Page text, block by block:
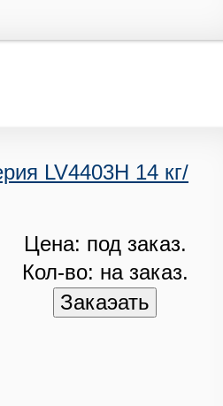
LV4403H 14 кг/
Цена: под заказ.
Кол-во: на заказ.